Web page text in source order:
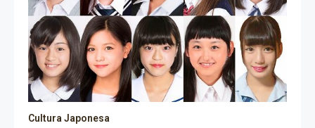
Cultura Japonesa